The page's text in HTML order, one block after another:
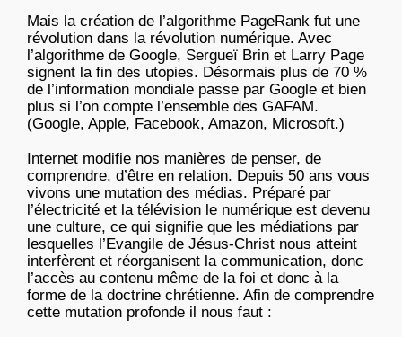
Mais la création de l’algorithme PageRank fut une
révolution dans la révolution numérique. Avec
l’algorithme de Google, Sergueï Brin et Larry Page
signent la fin des utopies. Désormais plus de 70 %
de l’information mondiale passe par Google et bien
plus si l’on compte l’ensemble des GAFAM.
(Google, Apple, Facebook, Amazon, Microsoft.)
Internet modifie nos manières de penser, de
comprendre, d’être en relation. Depuis 50 ans vous
vivons une mutation des médias. Préparé par
l’électricité et la télévision le numérique est devenu
une culture, ce qui signifie que les médiations par
lesquelles l’Evangile de Jésus-Christ nous atteint
interfèrent et réorganisent la communication, donc
l’accès au contenu même de la foi et donc à la
forme de la doctrine chrétienne. Afin de comprendre
cette mutation profonde il nous faut :